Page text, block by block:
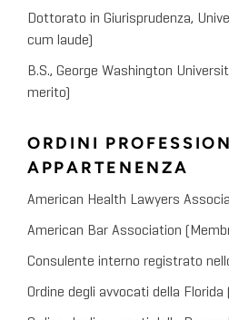
Dottorato in Giurisprudenza,
cum laude)
B.S., George Washington
merito)
ORDINI
APPARTENENZA
American Health Lawyers
American Bar Association
Consulente interno registrato
Ordine degli avvocati della Florida